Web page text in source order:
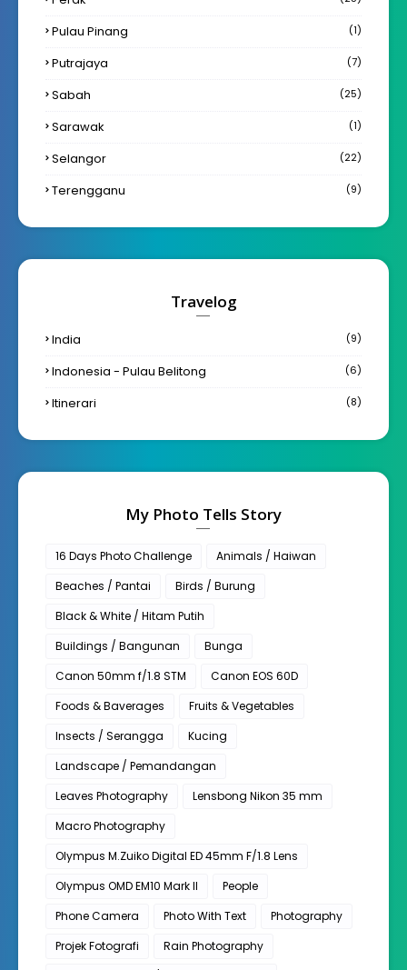
Pulau Pinang (1)
Putrajaya (7)
Sabah (25)
Sarawak (1)
Selangor (22)
Terengganu (9)
Travelog
India (9)
Indonesia - Pulau Belitong (6)
Itinerari (8)
My Photo Tells Story
16 Days Photo Challenge
Animals / Haiwan
Beaches / Pantai
Birds / Burung
Black & White / Hitam Putih
Buildings / Bangunan
Bunga
Canon 50mm f/1.8 STM
Canon EOS 60D
Foods & Baverages
Fruits & Vegetables
Insects / Serangga
Kucing
Landscape / Pemandangan
Leaves Photography
Lensbong Nikon 35 mm
Macro Photography
Olympus M.Zuiko Digital ED 45mm F/1.8 Lens
Olympus OMD EM10 Mark II
People
Phone Camera
Photo With Text
Photography
Projek Fotografi
Rain Photography